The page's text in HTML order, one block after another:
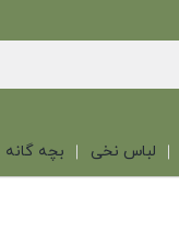
لباس نخی بچه گانه